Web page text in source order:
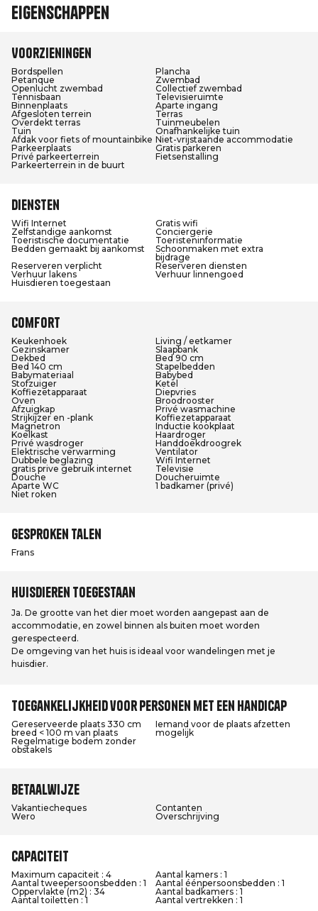
Eigenschappen
Voorzieningen
Bordspellen
Plancha
Petanque
Zwembad
Openlucht zwembad
Collectief zwembad
Tennisbaan
Televisieruimte
Binnenplaats
Aparte ingang
Afgesloten terrein
Terras
Overdekt terras
Tuinmeubelen
Tuin
Onafhankelijke tuin
Afdak voor fiets of mountainbike Niet-vrijstaande accommodatie
Parkeerplaats
Gratis parkeren
Privé parkeerterrein
Fietsenstalling
Parkeerterrein in de buurt
Diensten
Wifi Internet
Gratis wifi
Zelfstandige aankomst
Conciergerie
Toeristische documentatie
Toeristeninformatie
Bedden gemaakt bij aankomst
Schoonmaken met extra
bijdrage
Reserveren verplicht
Reserveren diensten
Verhuur lakens
Verhuur linnengoed
Huisdieren toegestaan
Comfort
Keukenhoek
Living / eetkamer
Gezinskamer
Slaapbank
Dekbed
Bed 90 cm
Bed 140 cm
Stapelbedden
Babymateriaal
Babybed
Stofzuiger
Ketel
Koffiezetapparaat
Diepvries
Oven
Broodrooster
Afzuigkap
Privé wasmachine
Strijkijzer en -plank
Koffiezetapparaat
Magnetron
Inductie kookplaat
Koelkast
Haardroger
Privé wasdroger
Handdoekdroogrek
Elektrische verwarming
Ventilator
Dubbele beglazing
Wifi Internet
gratis prive gebruik internet
Televisie
Douche
Doucheruimte
Aparte WC
1 badkamer (privé)
Niet roken
Gesproken talen
Frans
Huisdieren toegestaan
Ja. De grootte van het dier moet worden aangepast aan de
accommodatie, en zowel binnen als buiten moet worden
gerespecteerd.
De omgeving van het huis is ideaal voor wandelingen met je
huisdier.
Toegankelijkheid voor personen met een handicap
Gereserveerde plaats 330 cm
breed < 100 m van plaats
Iemand voor de plaats afzetten
mogelijk
Regelmatige bodem zonder
obstakels
Betaalwijze
Vakantiecheques
Contanten
Wero
Overschrijving
Capaciteit
Maximum capaciteit : 4
Aantal kamers : 1
Aantal tweepersoonsbedden : 1
Aantal éénpersoonsbedden : 1
Oppervlakte (m2) : 34
Aantal badkamers : 1
Aantal toiletten : 1
Aantal vertrekken : 1